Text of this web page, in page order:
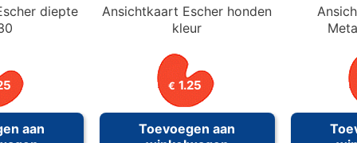
diepte
aan
Ansichtkaart Escher honden
kleur
€ 1.25
Toevoegen aan